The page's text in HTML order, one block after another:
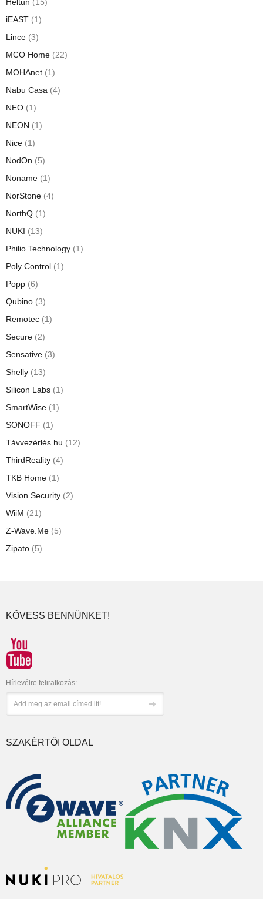
iEAST (1)
Lince (3)
MCO Home (22)
MOHAnet (1)
Nabu Casa (4)
NEO (1)
NEON (1)
Nice (1)
NodOn (5)
Noname (1)
NorStone (4)
NorthQ (1)
NUKI (13)
Philio Technology (1)
Poly Control (1)
Popp (6)
Qubino (3)
Remotec (1)
Secure (2)
Sensative (3)
Shelly (13)
Silicon Labs (1)
SmartWise (1)
SONOFF (1)
Távvezérlés.hu (12)
ThirdReality (4)
TKB Home (1)
Vision Security (2)
WiiM (21)
Z-Wave.Me (5)
Zipato (5)
KÖVESS BENNÜNKET!
Hírlevélre feliratkozás:
SZAKÉRTŐI OLDAL